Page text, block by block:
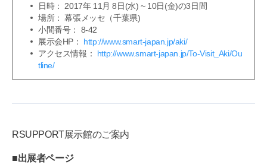
日時： 2017年 11月 8日(水) ~ 10日(金)の3日間
場所： 幕張メッセ（千葉県)
小間番号： 8-42
展示会HP： http://www.smart-japan.jp/aki/
アクセス情報： http://www.smart-japan.jp/To-Visit_Aki/Ou
tline/
RSUPPORT展示館のご案内
■出展者ページ